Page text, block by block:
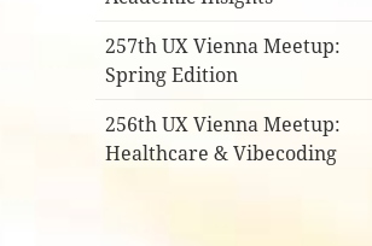
257th UX Vienna Meetup:
Spring Edition
256th UX Vienna Meetup:
Healthcare & Vibecoding